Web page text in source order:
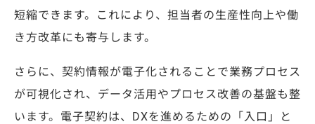
短縮できます。これにより、担当者の生産性向上や働
き方改革にも寄与します。
さらに、契約情報が電子化されることで業務プロセス
が可視化され、データ活用やプロセス改善の基盤も整
います。電子契約は、DXを進めるための「入口」と